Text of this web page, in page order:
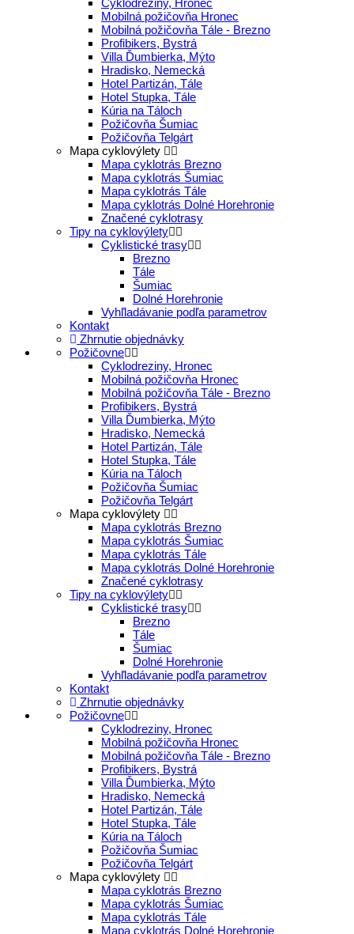
Mobilná požičovňa Hronec
Mobilná požičovňa Tále - Brezno
Profibikers, Bystrá
Villa Ďumbierka, Mýto
Hradisko, Nemecká
Hotel Partizán, Tále
Hotel Stupka, Tále
Kúria na Táloch
Požičovňa Šumiac
Požičovňa Telgárt
Mapa cyklovýlety
Mapa cyklotrás Brezno
Mapa cyklotrás Šumiac
Mapa cyklotrás Tále
Mapa cyklotrás Dolné Horehronie
Značené cyklotrasy
Tipy na cyklovýlety
Cyklistické trasy
Brezno
Tále
Šumiac
Dolné Horehronie
Vyhľladávanie podľa parametrov
Kontakt
Zhrnutie objednávky
Požičovne
Cyklodreziny, Hronec
Mobilná požičovňa Hronec
Mobilná požičovňa Tále - Brezno
Profibikers, Bystrá
Villa Ďumbierka, Mýto
Hradisko, Nemecká
Hotel Partizán, Tále
Hotel Stupka, Tále
Kúria na Táloch
Požičovňa Šumiac
Požičovňa Telgárt
Mapa cyklovýlety
Mapa cyklotrás Brezno
Mapa cyklotrás Šumiac
Mapa cyklotrás Tále
Mapa cyklotrás Dolné Horehronie
Značené cyklotrasy
Tipy na cyklovýlety
Cyklistické trasy
Brezno
Tále
Šumiac
Dolné Horehronie
Vyhľladávanie podľa parametrov
Kontakt
Zhrnutie objednávky
Požičovne
Cyklodreziny, Hronec
Mobilná požičovňa Hronec
Mobilná požičovňa Tále - Brezno
Profibikers, Bystrá
Villa Ďumbierka, Mýto
Hradisko, Nemecká
Hotel Partizán, Tále
Hotel Stupka, Tále
Kúria na Táloch
Požičovňa Šumiac
Požičovňa Telgárt
Mapa cyklovýlety
Mapa cyklotrás Brezno
Mapa cyklotrás Šumiac
Mapa cyklotrás Tále
Mapa cyklotrás Dolné Horehronie